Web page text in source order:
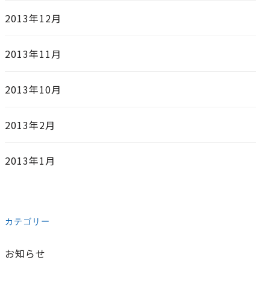
2013年12月
2013年11月
2013年10月
2013年2月
2013年1月
カテゴリー
お知らせ